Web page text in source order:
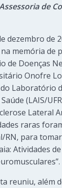
de
dezembro de
memória de
de Doenças
Onofre
Laboratório
(LAIS/
Lateral
raras
RN, para
Atividades
reuniu, além